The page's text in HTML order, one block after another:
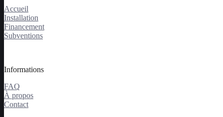
Accueil
Installation
Financement
Subventions
Informations
FAQ
À propos
Contact